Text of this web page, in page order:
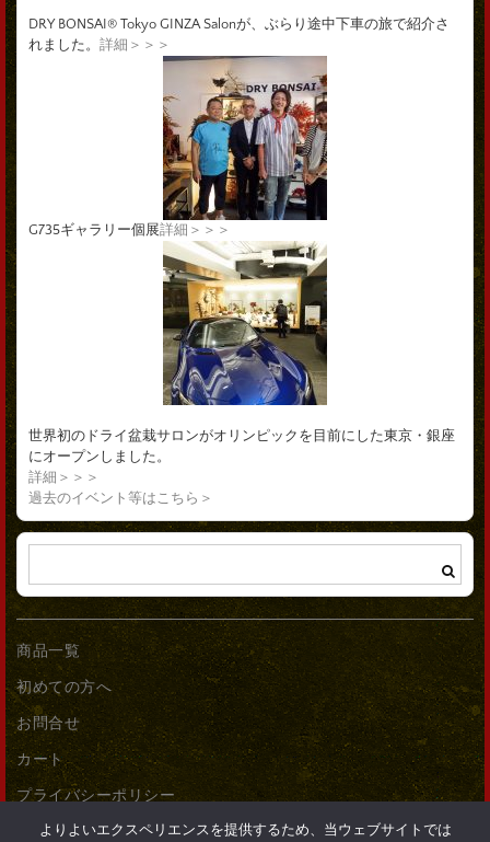
DRY BONSAI® Tokyo GINZA Salonが、ぶらり途中下車の旅で紹介さ
れました。 詳細＞＞＞
G735ギャラリー個展詳細＞＞＞
世界初のドライ盆栽サロンがオリンピックを目前にした東京・銀座
にオープンしました。
詳細＞＞＞
過去のイベント等はこちら＞
商品一覧
初めての方へ
お問合せ
カート
プライバシーポリシー
よりよいエクスペリエンスを提供するため、当ウェブサイトでは